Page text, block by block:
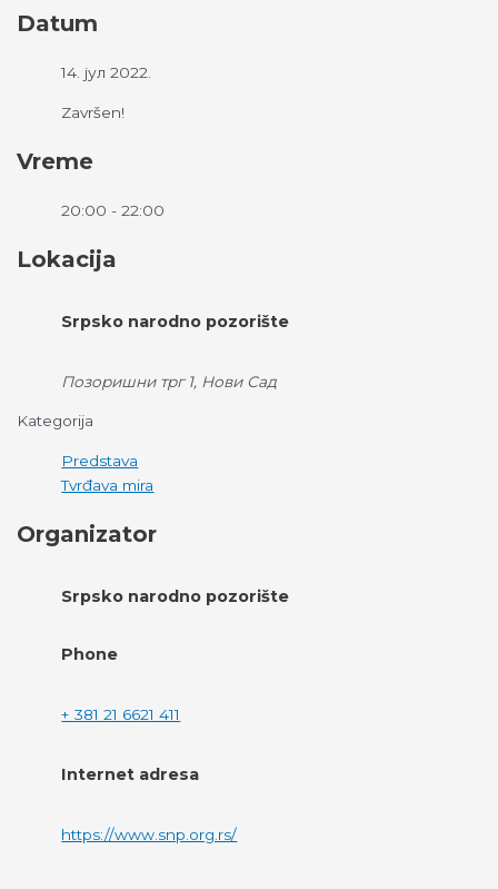
Datum
14. јул 2022.
Završen!
Vreme
20:00 - 22:00
Lokacija
Srpsko narodno pozorište
Позоришни трг 1, Нови Сад
Kategorija
Predstava
Tvrđava mira
Organizator
Srpsko narodno pozorište
Phone
+ 381 21 6621 411
Internet adresa
https://www.snp.org.rs/